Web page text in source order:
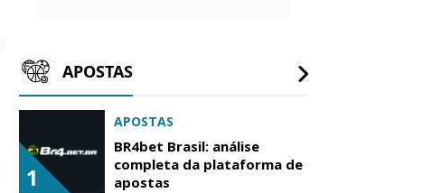
APOSTAS
1
APOSTAS
BR4bet Brasil: análise
completa da plataforma de
apostas